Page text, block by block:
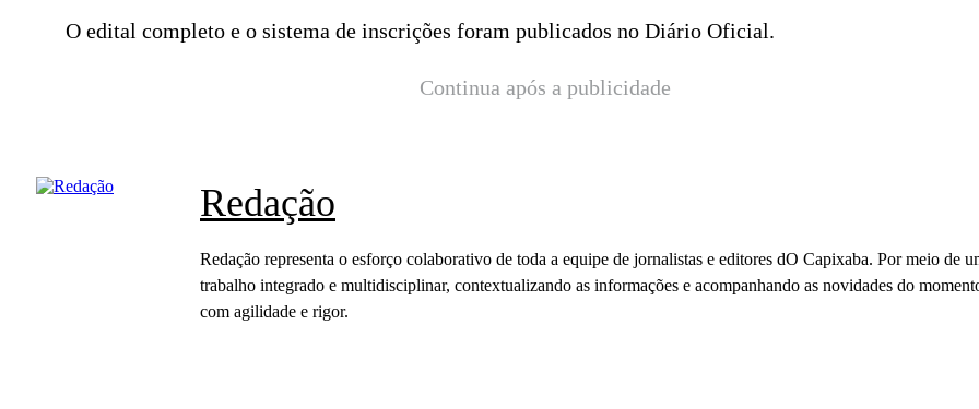
O edital completo e o sistema de inscrições foram publicados no Diário Oficial.
Continua após a publicidade
Redação
Redação representa o esforço colaborativo de toda a equipe de jornalistas e editores dO Capixaba. Por meio de
trabalho integrado e multidisciplinar, contextualizando as informações e acompanhando as novidades do
com agilidade e rigor.